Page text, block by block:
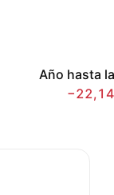
Año hasta